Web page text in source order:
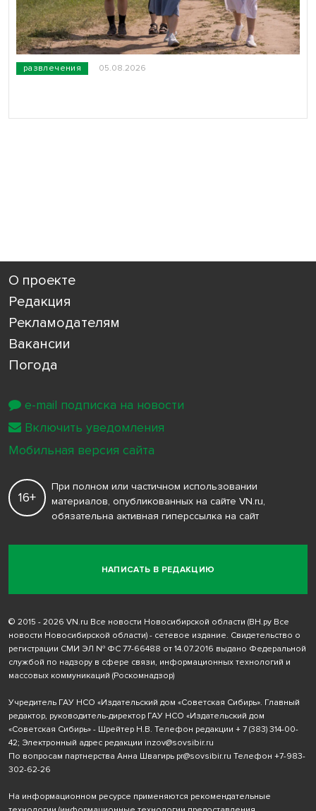
развлечения 05.08.2026
О проекте
Редакция
Рекламодателям
Вакансии
Погода
НАПИСАТЬ В РЕДАКЦИЮ
16+
При полном или частичном использовании
материалов, опубликованных на сайте VN.ru,
обязательна активная гиперссылка на сайт
© 2015 - 2026 VN.ru Все новости Новосибирской области (ВН.ру Все
новости Новосибирской области) - сетевое издание. Свидетельство о
регистрации СМИ ЭЛ № ФС 77-66488 от 14.07.2016 выдано Федеральной
службой по надзору в сфере связи, информационных технологий и
массовых коммуникаций (Роскомнадзор)
Учредитель ГАУ НСО «Издательский дом «Советская Сибирь». Главный
редактор, руководитель-директор ГАУ НСО «Издательский дом
«Советская Сибирь» - Шрейтер Н.В. Телефон редакции + 7 (383) 314-00-
42; Электронный адрес редакции inzov@sovsibir.ru
По вопросам партнерства Анна Швагирь pr@sovsibir.ru Телефон +7-983-
302-62-26
На информационном ресурсе применяются рекомендательные
e-mail подписка на новости
Включить уведомления
Мобильная версия сайта